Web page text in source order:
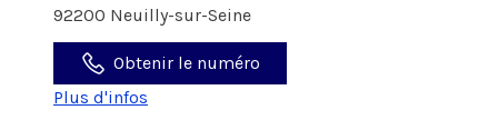
92200 Neuilly-sur-Seine
Obtenir le numéro
Plus d'infos